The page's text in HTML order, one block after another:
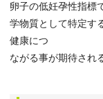
卵子の低妊孕性指標
学物質として特定す
健康につ
ながる事が期待され